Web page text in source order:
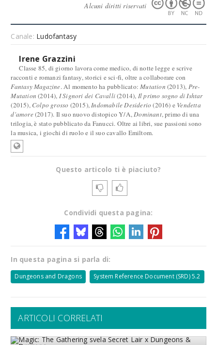
Alcuni diritti riservati
Canale: Ludofantasy
Irene Grazzini
Classe 85, di giorno lavora come medico, di notte legge e scrive
racconti e romanzi fantasy, storici e sci-fi, oltre a collaborare con
Fantasy Magazine. Al momento ha pubblicato:Mutation (2013), Pre-
Mutation (2014), I Signori dei Cavalli(2014), Il primo sogno di Ishtar
(2015), Colpo grosso (2015),Indomabile Desiderio (2016) e Vendetta
d'amore(2017). Il suo nuovo distopico Y/A,Dominant, primo di una
trilogia, è stato pubblicato da Fanucci. Oltre ai libri, sue passioni sono
la musica, i giochi di ruolo e il suo cavallo Emiltom.
Questo articolo ti è piaciuto?
Condividi questa pagina:
In questa pagina si parla di:
Dungeons and Dragons System Reference Document (SRD) 5.2
ARTICOLI CORRELATI